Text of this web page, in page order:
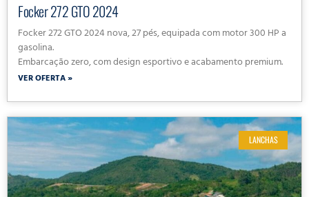
Focker 272 GTO 2024
Focker 272 GTO 2024 nova, 27 pés, equipada com motor 300 HP a
gasolina.
Embarcação zero, com design esportivo e acabamento premium.
VER OFERTA »
LANCHAS